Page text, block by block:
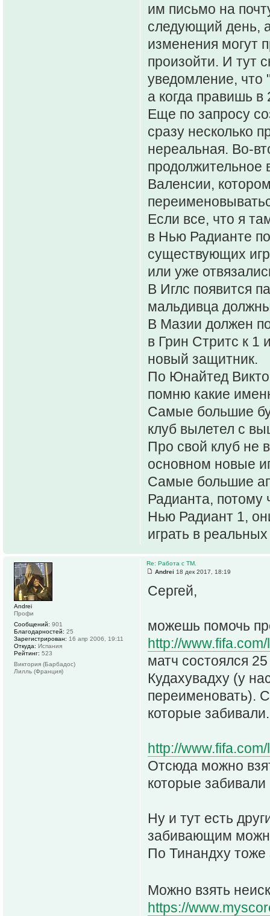
им письмо на
следующий день, а
изменения могут
произойти. И тут
уведомление, что
а когда правишь
Еще по запросу
сразу несколько
нереальная. Во-
продолжительное
Валенсии,
Если все, что я
в Нью Радианте
существующих
или уже
В Иглс появится
мальдивца
В Мазии должен
в Грин Стритс к 1
новый защитник.
По Юнайтед
помню какие
Самые большие
клуб вылетел с
Про свой клуб не
основном новые
Самые большие
Радианта, потому
Нью Радиант 1,
играть в
Re: Работа с ТМ.
Andrei 18 дек 2017, 18:19
Сергей,
можешь помочь
http://
матч состоялся
Кудахувадху (у
переименовать).
которые забивали.
http://
Отсюда можно
которые забивали
Ну и тут есть
забивающим
По Тинандху тоже
Можно взять
https://
Andrei
Профи
Сообщений: 901
Благодарностей: 25
Зарегистрирован: 16 апр 2006, 19:11
Откуда: Испания
Рейтинг: 523
Виктория (Барбадос)
Лилль (Франция)